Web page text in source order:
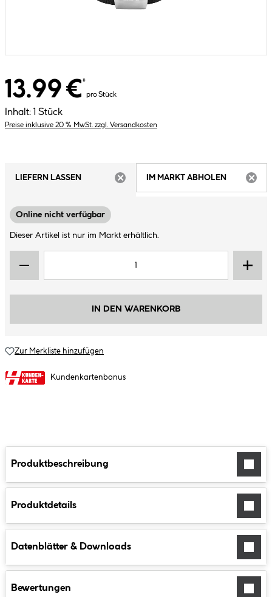
13.99 €*
pro Stück
Inhalt: 1 Stück
Preise inklusive 20 % MwSt. zzgl. Versandkosten
LIEFERN LASSEN
IM MARKT ABHOLEN
Online nicht verfügbar
Dieser Artikel ist nur im Markt erhältlich.
IN DEN WARENKORB
Zur Merkliste hinzufügen
Kundenkartenbonus
Produktbeschreibung
Produktdetails
Datenblätter & Downloads
Bewertungen